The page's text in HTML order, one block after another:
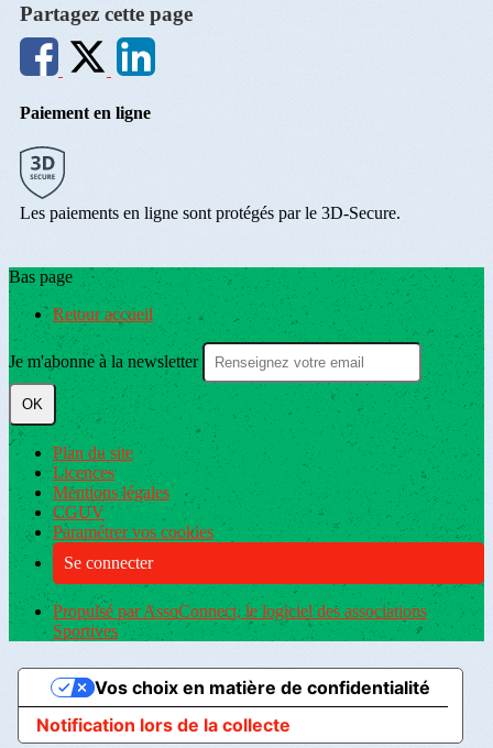
Partagez cette page
Paiement en ligne
Les paiements en ligne sont protégés par le 3D-Secure.
Bas page
Retour accueil
Je m'abonne à la newsletter
OK
Plan du site
Licences
Mentions légales
CGUV
Paramétrer vos cookies
Se connecter
Propulsé par AssoConnect, le logiciel des associations
Sportives
Notification lors de la collecte
Vos choix en matière de confidentialité